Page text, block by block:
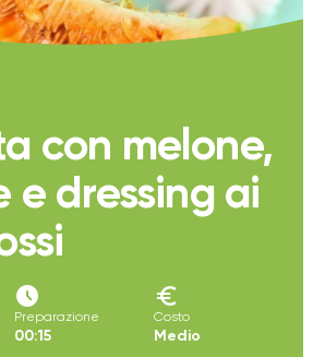
con melone,
e dressing ai
access_time_filled
Preparazione
00:15
euro
Costo
Medio